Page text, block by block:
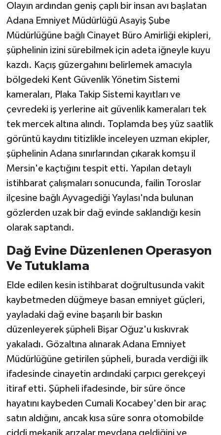
Olayın ardından geniş çaplı bir insan avı başlatan
Adana Emniyet Müdürlüğü Asayiş Şube
Müdürlüğüne bağlı Cinayet Büro Amirliği ekipleri,
şüphelinin izini sürebilmek için adeta iğneyle kuyu
kazdı. Kaçış güzergahını belirlemek amacıyla
bölgedeki Kent Güvenlik Yönetim Sistemi
kameraları, Plaka Takip Sistemi kayıtları ve
çevredeki iş yerlerine ait güvenlik kameraları tek
tek mercek altına alındı. Toplamda beş yüz saatlik
görüntü kaydını titizlikle inceleyen uzman ekipler,
şüphelinin Adana sınırlarından çıkarak komşu il
Mersin'e kaçtığını tespit etti. Yapılan detaylı
istihbarat çalışmaları sonucunda, failin Toroslar
ilçesine bağlı Ayvagediği Yaylası'nda bulunan
gözlerden uzak bir dağ evinde saklandığı kesin
olarak saptandı.
Dağ Evine Düzenlenen Operasyon
Ve Tutuklama
Elde edilen kesin istihbarat doğrultusunda vakit
kaybetmeden düğmeye basan emniyet güçleri,
yayladaki dağ evine başarılı bir baskın
düzenleyerek şüpheli Bişar Oğuz'u kıskıvrak
yakaladı. Gözaltına alınarak Adana Emniyet
Müdürlüğüne getirilen şüpheli, burada verdiği ilk
ifadesinde cinayetin ardındaki çarpıcı gerekçeyi
itiraf etti. Şüpheli ifadesinde, bir süre önce
hayatını kaybeden Cumali Kocabey'den bir araç
satın aldığını, ancak kısa süre sonra otomobilde